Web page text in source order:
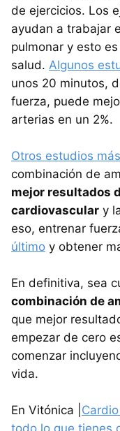
de ejercicios. Los
ayudan a trabajar
pulmonar y esto
salud. Algunos
unos 20 minutos,
fuerza, puede
arterias en un 2%.
Otros estudios
combinación de
mejor resultados
cardiovascular y
eso, entrenar
último y obtener
En definitiva, sea
combinación de
que mejor
empezar de cero
comenzar
vida.
En Vitónica |
todo lo que tienes